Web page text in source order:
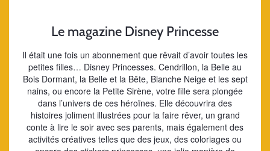
Le magazine Disney Princesse
Il était une fois un abonnement que rêvait d’avoir toutes les
petites filles… Disney Princesses. Cendrillon, la Belle au
Bois Dormant, la Belle et la Bête, Blanche Neige et les sept
nains, ou encore la Petite Sirène, votre fille sera plongée
dans l’univers de ces héroïnes. Elle découvrira des
histoires joliment illustrées pour la faire rêver, un grand
conte à lire le soir avec ses parents, mais également des
activités créatives telles que des jeux, des coloriages ou